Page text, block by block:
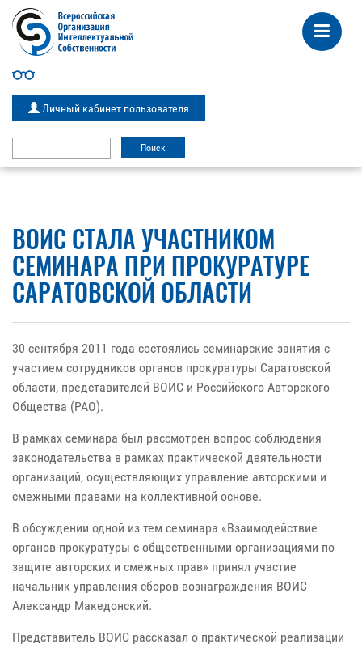
Личный кабинет пользователя
ВОИС СТАЛА УЧАСТНИКОМ
СЕМИНАРА ПРИ ПРОКУРАТУРЕ
САРАТОВСКОЙ ОБЛАСТИ
30 сентября 2011 года состоялись семинарские занятия с
участием сотрудников органов прокуратуры Саратовской
области, представителей ВОИС и Российского Авторского
Общества (РАО).
В рамках семинара был рассмотрен вопрос соблюдения
законодательства в рамках практической деятельности
организаций, осуществляющих управление авторскими и
смежными правами на коллективной основе.
В обсуждении одной из тем семинара «Взаимодействие
органов прокуратуры с общественными организациями по
защите авторских и смежных прав» принял участие
начальник управления сборов вознаграждения ВОИС
Александр Македонский.
Представитель ВОИС рассказал о практической реализации